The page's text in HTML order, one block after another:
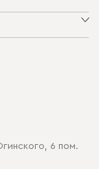
6 пом.